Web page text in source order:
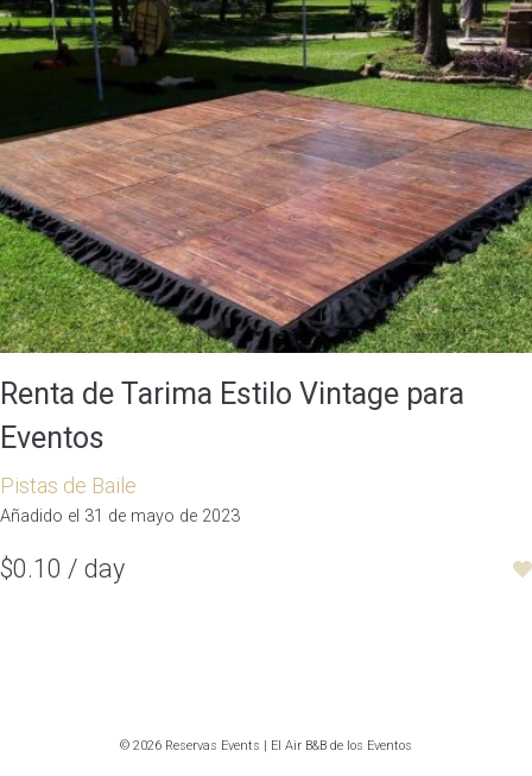
Renta de Tarima Estilo Vintage para
Eventos
Pistas de Baile
Añadido el 31 de mayo de 2023
$0.10 / day
© 2026 Reservas Events | El Air B&B de los Eventos